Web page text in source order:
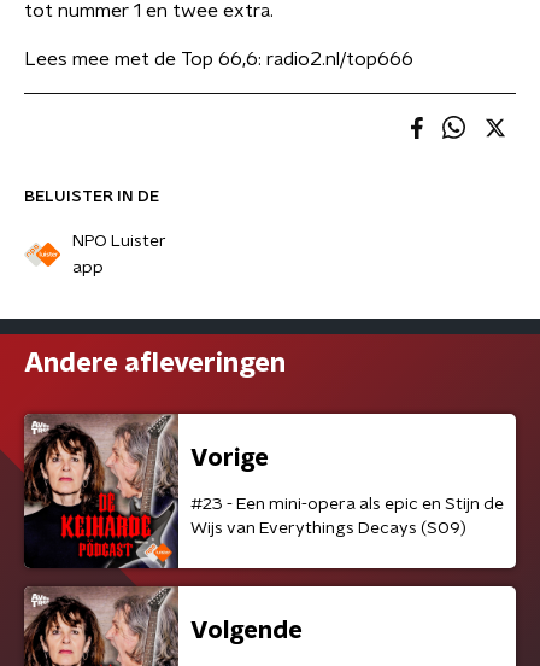
BELUISTER IN DE
NPO Luister
app
tot nummer 1 en twee extra.
Lees mee met de Top 66,6: radio2.nl/top666
Andere afleveringen
Vorige
#23 - Een mini-opera als epic en Stijn de
Wijs van Everythings Decays (S09)
Volgende